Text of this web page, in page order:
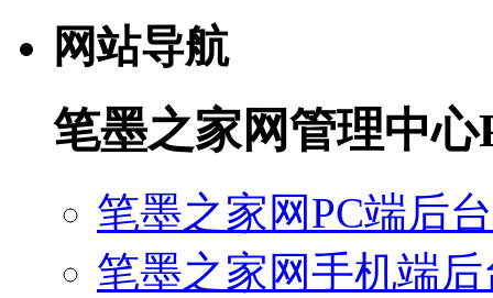
网站导航
笔墨之家网管理中心
笔墨之家网PC端后台
笔墨之家网手机端后